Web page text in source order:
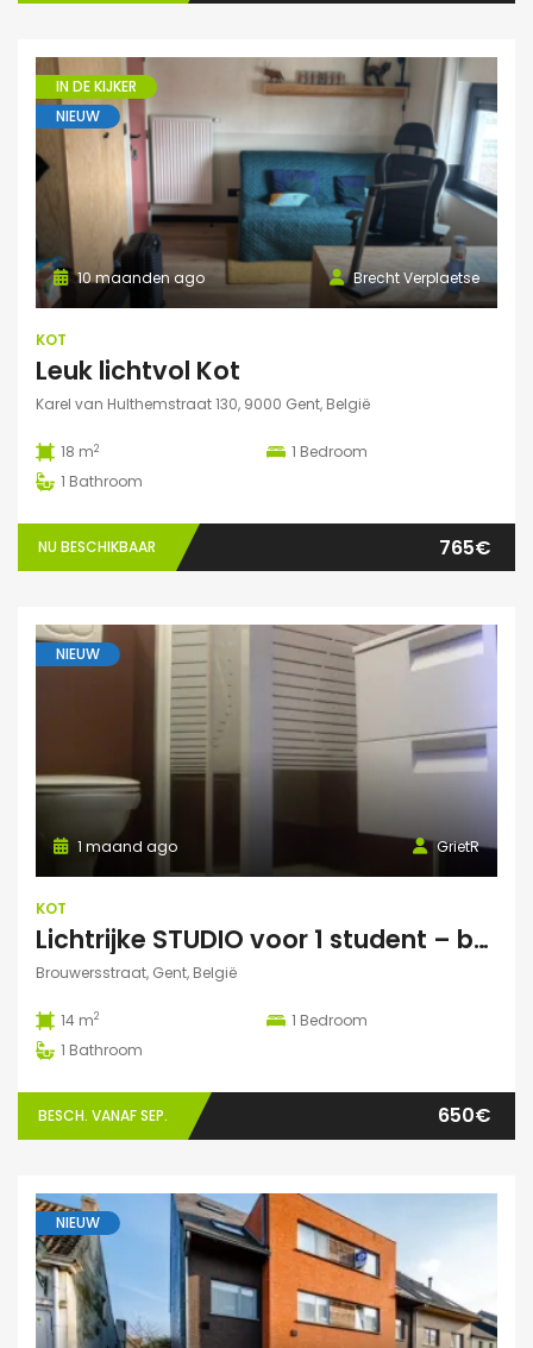
IN DE KIJKER
NIEUW
Brecht Verplaetse
10 maanden ago
KOT
Leuk lichtvol Kot
Karel van Hulthemstraat 130, 9000 Gent, België
18 m2 1 Bedroom
1 Bathroom
NU BESCHIKBAAR 765€
NIEUW
GrietR
1 maand ago
KOT
Lichtrijke STUDIO voor 1 student – buurt Hoogstraat/Poel Gent
Brouwersstraat, Gent, België
14 m2 1 Bedroom
1 Bathroom
BESCH. VANAF SEP. 650€
NIEUW